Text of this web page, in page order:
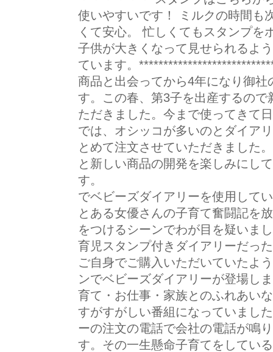
使いやすいです！ ミルクの時間も
くて安心。 忙しくてもスタンプを
子供が大きくなって見せられるよ
ています。
商品と出会ってから4年になり御
す。この春、第3子を出産するの
ただきました。今まで使ってきて
では、オシッコが多いのとダイア
とめて注文させていただきました
と新しい商品の開発を楽しみにし
す。 K・H様 ある
でベビーズダイアリーを使用して
とある女優さんの子育て奮闘記を
をつけるシーンでわが目を疑いま
育児スタンプ付きダイアリーだっ
ご自身でご購入いただいていたよ
ンでベビーズダイアリーが登場し
育て・お仕事・家族とのふれあい
すがすがしい番組になっていまし
ーの注文の電話で会社の電話が鳴
す。その一生懸命子育てをしてい